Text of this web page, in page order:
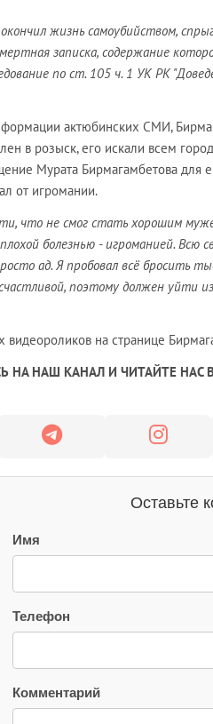
жизнь самоубийством,
записка, содержание
по ст. 105 ч. 1 УК РК
актюбинских СМИ,
в розыск, его искали всем
Мурата Бирмагамбетова для
от игромании.
что не смог стать хорошим
болезнью - игроманией. Всю
ад. Я пробовал всё бросить
поэтому должен уйти
видеороликов на странице
НА НАШ КАНАЛ И ЧИТАЙТЕ НАС
Оставьте
Имя
Телефон
Комментарий